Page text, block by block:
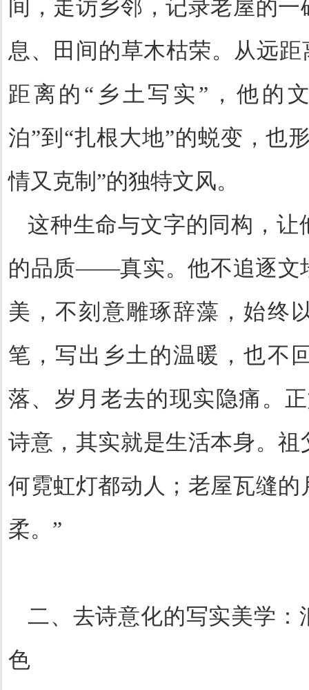
间，走访乡邻，记录老屋的
息、田间的草木枯荣。从远距
距离的 “ 乡土写实 ” ，他的
泊”到 “扎根大地”的蜕变，也
情又克制 ”的独特文风。
这种生命与文字的同构，让
的品质——真实。他不追逐文
美，不刻意雕琢辞藻，始终
笔，写出乡土的温暖，也不
落、岁月老去的现实隐痛。
诗意，其实就是生活本身。
何霓虹灯都动人；老屋瓦缝
柔。 ”
二、去诗意化的写实美学：
色